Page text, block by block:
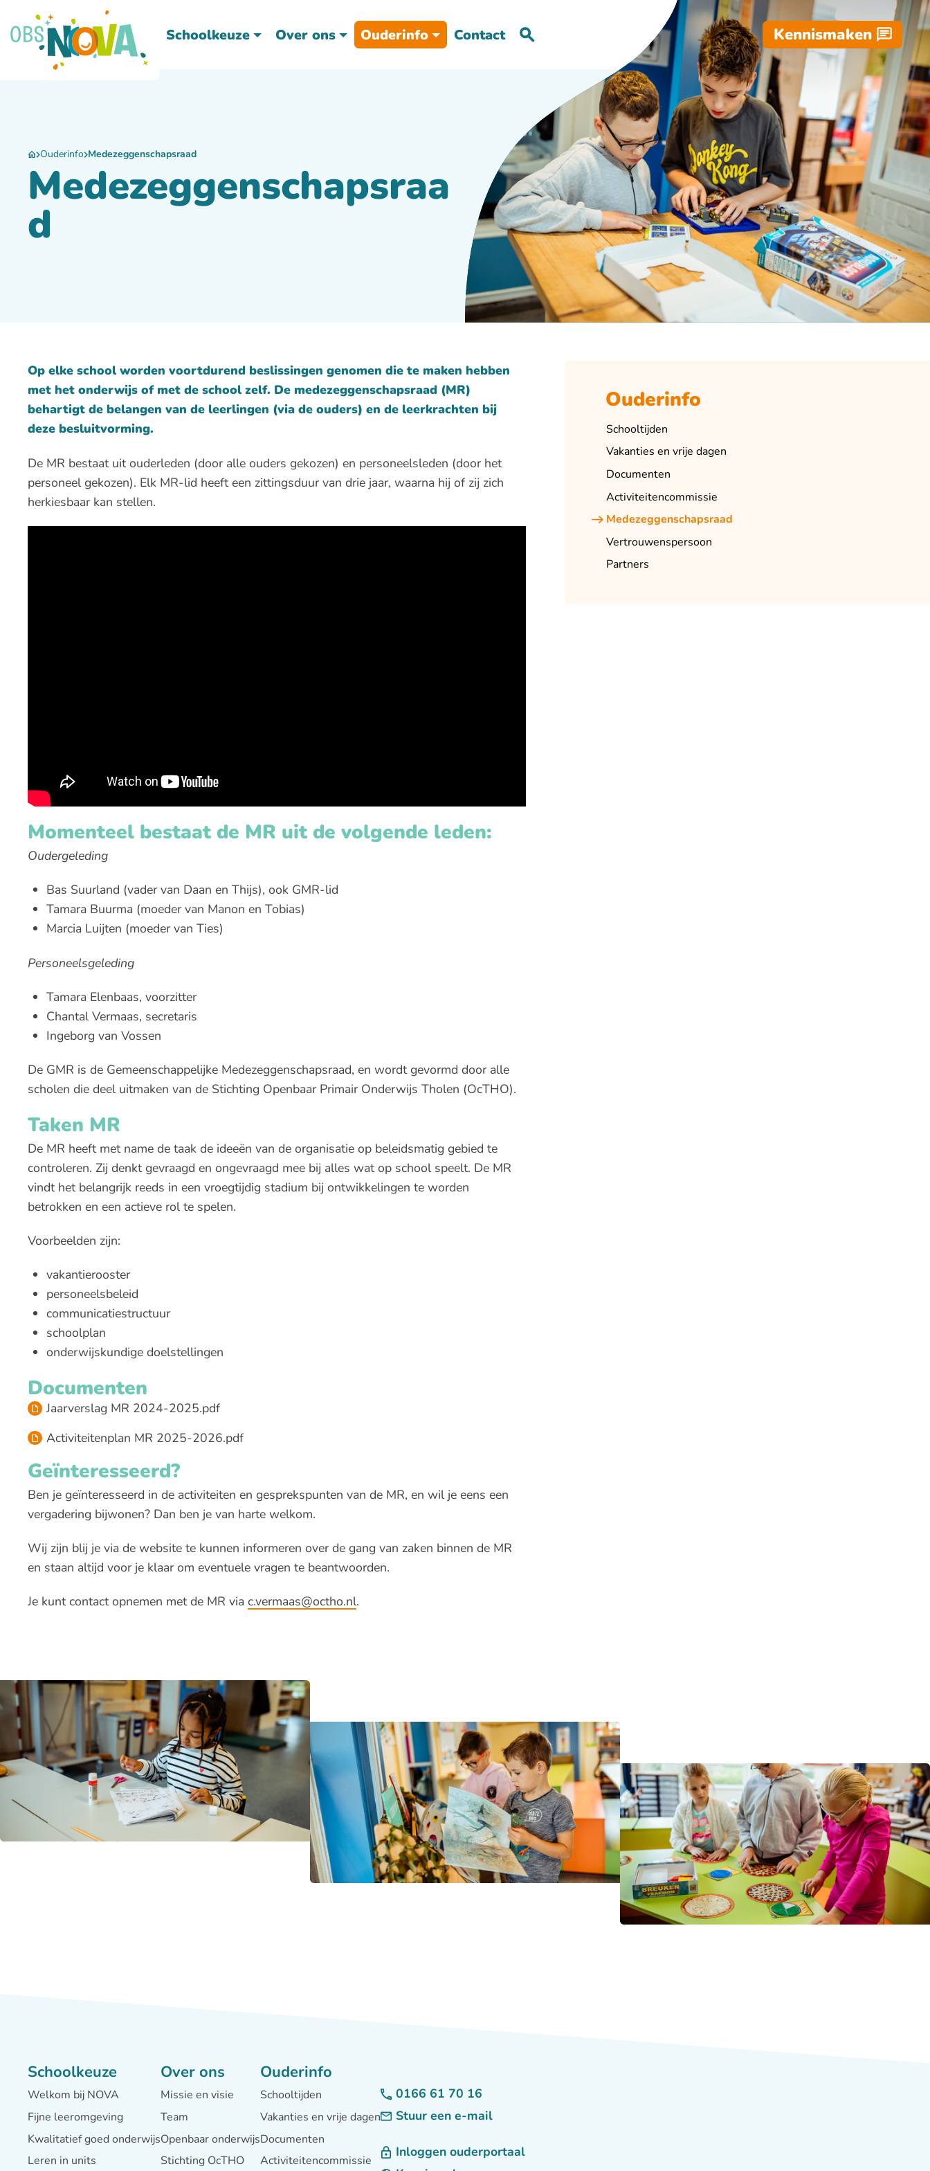
Schoolkeuze Over ons Ouderinfo Contact Kennismaken
Ouderinfo Medezeggenschapsraad
Medezeggenschapsraa
d
Op elke school worden voortdurend beslissingen genomen die te maken hebben
met het onderwijs of met de school zelf. De medezeggenschapsraad (MR)
behartigt de belangen van de leerlingen (via de ouders) en de leerkrachten bij
deze besluitvorming.
De MR bestaat uit ouderleden (door alle ouders gekozen) en personeelsleden (door het
personeel gekozen). Elk MR-lid heeft een zittingsduur van drie jaar, waarna hij of zij zich
herkiesbaar kan stellen.
Momenteel bestaat de MR uit de volgende leden:
Oudergeleding
Bas Suurland (vader van Daan en Thijs), ook GMR-lid
Tamara Buurma (moeder van Manon en Tobias)
Marcia Luijten (moeder van Ties)
Personeelsgeleding
Tamara Elenbaas, voorzitter
Chantal Vermaas, secretaris
Ingeborg van Vossen
De GMR is de Gemeenschappelijke Medezeggenschapsraad, en wordt gevormd door alle
scholen die deel uitmaken van de Stichting Openbaar Primair Onderwijs Tholen (OcTHO).
Taken MR
De MR heeft met name de taak de ideeën van de organisatie op beleidsmatig gebied te
controleren. Zij denkt gevraagd en ongevraagd mee bij alles wat op school speelt. De MR
vindt het belangrijk reeds in een vroegtijdig stadium bij ontwikkelingen te worden
betrokken en een actieve rol te spelen.
Voorbeelden zijn:
vakantierooster
personeelsbeleid
communicatiestructuur
schoolplan
onderwijskundige doelstellingen
Documenten
Jaarverslag MR 2024-2025.pdf
Activiteitenplan MR 2025-2026.pdf
Geïnteresseerd?
Ben je geïnteresseerd in de activiteiten en gesprekspunten van de MR, en wil je eens een
vergadering bijwonen? Dan ben je van harte welkom.
Wij zijn blij je via de website te kunnen informeren over de gang van zaken binnen de MR
en staan altijd voor je klaar om eventuele vragen te beantwoorden.
Je kunt contact opnemen met de MR via c.vermaas@octho.nl.
Ouderinfo
Schooltijden
Vakanties en vrije dagen
Documenten
Activiteitencommissie
Medezeggenschapsraad
Vertrouwenspersoon
Partners
Schoolkeuze
Welkom bij NOVA
Fijne leeromgeving
Kwalitatief goed onderwijs
Leren in units
Over ons
Missie en visie
Team
Openbaar onderwijs
Stichting OcTHO
Ouderinfo
Schooltijden
Vakanties en vrije dagen
Documenten
Activiteitencommissie
0166 61 70 16
Stuur een e-mail
Inloggen ouderportaal